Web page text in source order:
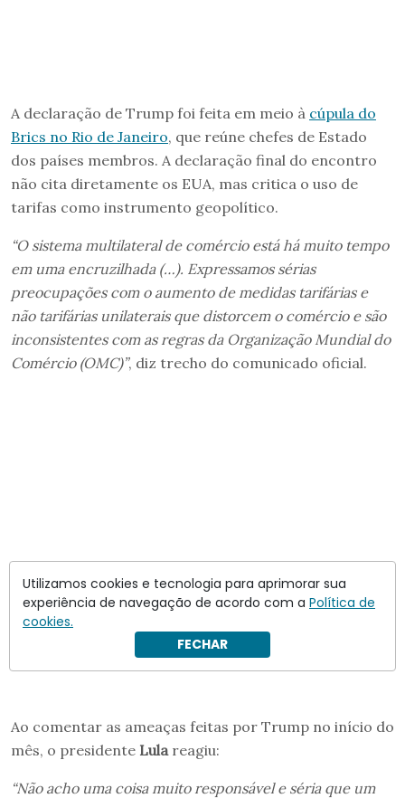
A declaração de Trump foi feita em meio à cúpula do
Brics no Rio de Janeiro, que reúne chefes de Estado
dos países membros. A declaração final do encontro
não cita diretamente os EUA, mas critica o uso de
tarifas como instrumento geopolítico.
“O sistema multilateral de comércio está há muito tempo
em uma encruzilhada (…). Expressamos sérias
preocupações com o aumento de medidas tarifárias e
não tarifárias unilaterais que distorcem o comércio e são
inconsistentes com as regras da Organização Mundial do
Comércio (OMC)”, diz trecho do comunicado oficial.
Ao comentar as ameaças feitas por Trump no início do
mês, o presidente Lula reagiu:
“Não acho uma coisa muito responsável e séria que um
Utilizamos cookies e tecnologia para aprimorar sua
experiência de navegação de acordo com a Política de
cookies.
FECHAR